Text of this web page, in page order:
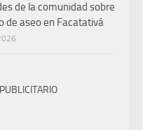
de la comunidad sobre
de aseo en Facatativá